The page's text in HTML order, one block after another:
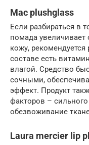
Mac plushglass
Если разбираться в
помада
кожу,
составе есть
влагой. Средство
сочными,
эффект. Продукт
факторов –
обезвоживание
Laura mercier lip